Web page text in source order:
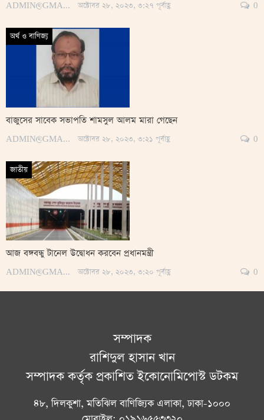
ADMIN@GMAIL.COM অক্টোবর ২৮, ২০২৩, ৩:২৭ পূর্বাহ্ণ 0
অর্থ ও বাণিজ্য
বাজুসের সাবেক সভাপতি শামসুল আলম মারা গে‌ছেন
ADMIN@GMAIL.COM অক্টোবর ২৮, ২০২৩, ৩:২১ পূর্বাহ্ণ 0
জাতীয়
আজ বঙ্গবন্ধু টানেল উদ্বোধন করবেন প্রধানমন্ত্রী
ADMIN@GMAIL.COM অক্টোবর ২৮, ২০২৩, ৩:২০ পূর্বাহ্ণ 0
সম্পাদক
রাশিদুল হাসান খান
সম্পাদক কর্তৃক প্রকাশিত ইকোনোমিপোস্ট ডটকম
৪৮, দিলকুশা, মতিঝিল বাণিজ্যিক এলাকা, ঢাকা-১০০০